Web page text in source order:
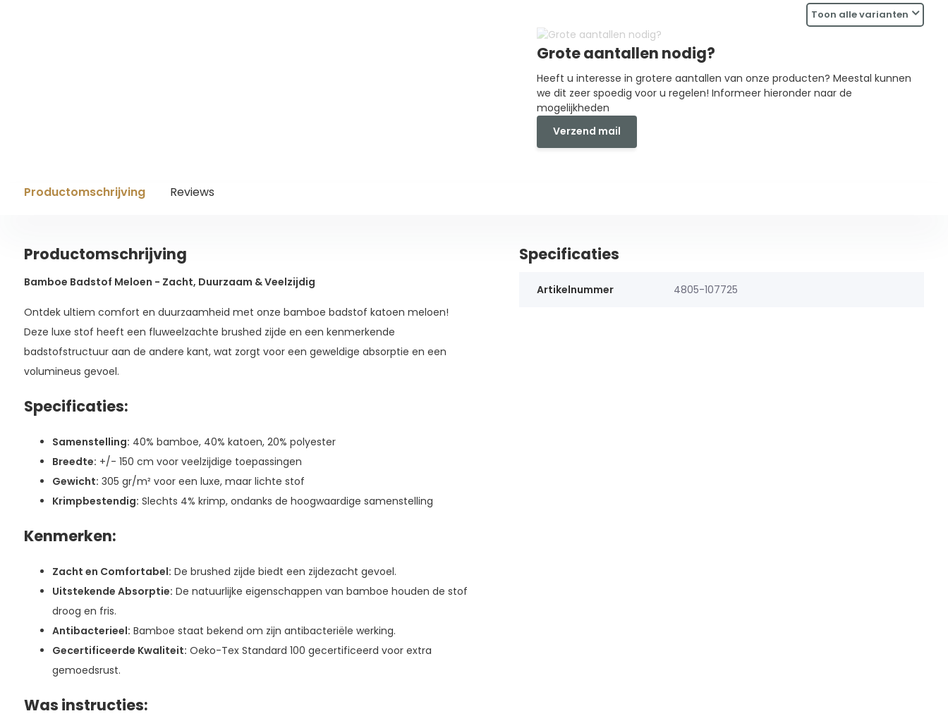
Toon alle varianten
Grote aantallen nodig?
Heeft u interesse in grotere aantallen van onze producten? Meestal kunnen
we dit zeer spoedig voor u regelen! Informeer hieronder naar de
mogelijkheden
Verzend mail
Productomschrijving Reviews
Productomschrijving
Bamboe Badstof Meloen - Zacht, Duurzaam & Veelzijdig
Ontdek ultiem comfort en duurzaamheid met onze bamboe badstof katoen meloen!
Deze luxe stof heeft een fluweelzachte brushed zijde en een kenmerkende
badstofstructuur aan de andere kant, wat zorgt voor een geweldige absorptie en een
volumineus gevoel.
Specificaties:
Samenstelling: 40% bamboe, 40% katoen, 20% polyester
Breedte: +/- 150 cm voor veelzijdige toepassingen
Gewicht: 305 gr/m² voor een luxe, maar lichte stof
Krimpbestendig: Slechts 4% krimp, ondanks de hoogwaardige samenstelling
Kenmerken:
Zacht en Comfortabel: De brushed zijde biedt een zijdezacht gevoel.
Uitstekende Absorptie: De natuurlijke eigenschappen van bamboe houden de stof
droog en fris.
Antibacterieel: Bamboe staat bekend om zijn antibacteriële werking.
Gecertificeerde Kwaliteit: Oeko-Tex Standard 100 gecertificeerd voor extra
gemoedsrust.
Was instructies:
Specificaties
Artikelnummer 4805-107725